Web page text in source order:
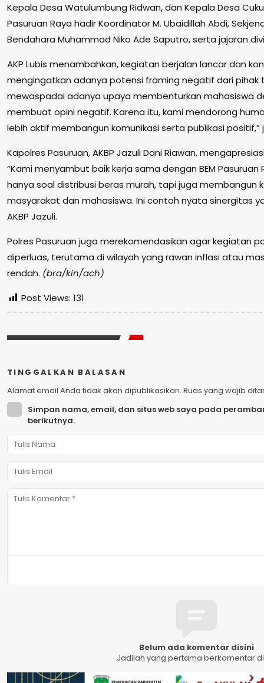
Kepala Desa Watulumbung Ridwan, dan Kepala Desa
Pasuruan Raya hadir Koordinator M. Ubaidillah Abdi,
Bendahara Muhammad Niko Ade Saputro, serta jajaran
AKP Lubis menambahkan, kegiatan berjalan lancar dan
mengingatkan adanya potensi framing negatif dari pihak
mewaspadai adanya upaya membenturkan mahasiswa
membuat opini negatif. Karena itu, kami mendorong
lebih aktif membangun komunikasi serta publikasi positif,”
Kapolres Pasuruan, AKBP Jazuli Dani Riawan,
“Kami menyambut baik kerja sama dengan BEM Pasuruan
hanya soal distribusi beras murah, tapi juga membangun
masyarakat dan mahasiswa. Ini contoh nyata sinergitas
AKBP Jazuli.
Polres Pasuruan juga merekomendasikan agar kegiatan
diperluas, terutama di wilayah yang rawan inflasi atau
rendah. (bra/kin/ach)
Post Views: 131
TINGGALKAN BALASAN
Alamat email Anda tidak akan dipublikasikan. Ruas yang wajib
Simpan nama, email, dan situs web saya pada
berikutnya.
Belum ada komentar disini
Jadilah yang pertama berkomentar